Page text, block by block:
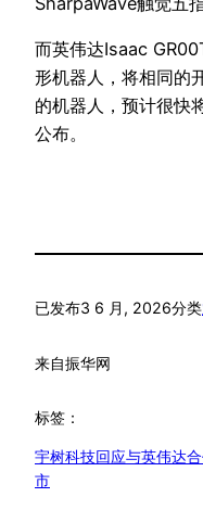
而英伟达Isaac
形机器人，将相同的
的机器人，预计很
公布。
已发布3 6 月, 2026分类
来自振华网
标签：
宇树科技回应与英伟达
市